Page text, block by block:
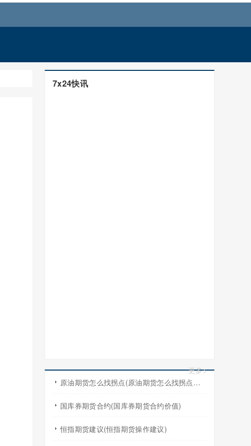
7x24快讯
更多>
原油期货怎么找拐点(原油期货怎么找拐点交易)
国库券期货合约(国库券期货合约价值)
恒指期货建议(恒指期货操作建议)